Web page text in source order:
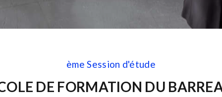
ème Session d'étude
DE FORMATION DU